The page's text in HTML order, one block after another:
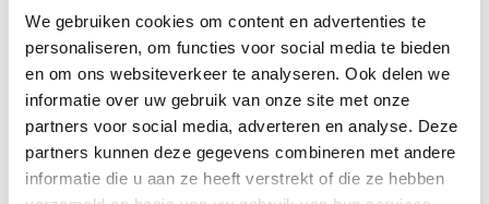
We gebruiken cookies om content en advertenties te
personaliseren, om functies voor social media te bieden
en om ons websiteverkeer te analyseren. Ook delen we
informatie over uw gebruik van onze site met onze
partners voor social media, adverteren en analyse. Deze
partners kunnen deze gegevens combineren met andere
informatie die u aan ze heeft verstrekt of die ze hebben
We verpakken onze producten zorgvuldig
en duurzaam met hergebruikt karton en
papier.Vanaf € 55,-wordt jouw bestelling
ook nog eens helemaalgratis verzonden.